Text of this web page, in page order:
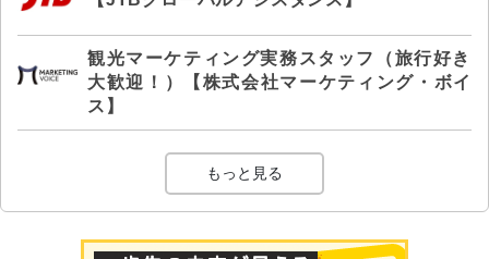
観光マーケティング実務スタッフ（旅行好き
大歓迎！）【株式会社マーケティング・ボイ
ス】
もっと見る